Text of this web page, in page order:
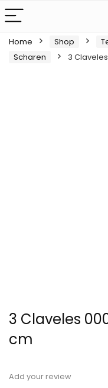
Home Shop
Scharen
3
3 Claveles
cm
Add your review